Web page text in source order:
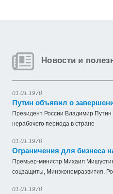
Новости и
01.01.1970
Путин объявил о
Президент России Владимир
нерабочего периода в стране
01.01.1970
Ограничения для бизнеса
Премьер-министр Михаил
соцзащиты, Минэкономразвития,
01.01.1970